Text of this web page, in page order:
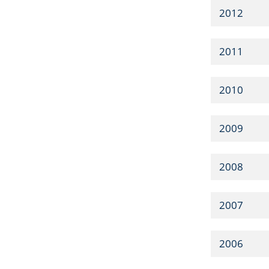
2012
2011
2010
2009
2008
2007
2006